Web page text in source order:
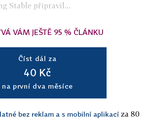
Stable připravil...
VÁM JEŠTĚ 95 % ČLÁNKU
Číst dál za
40 Kč
na první dva měsíce
bez reklam a s mobilní aplikací za 80